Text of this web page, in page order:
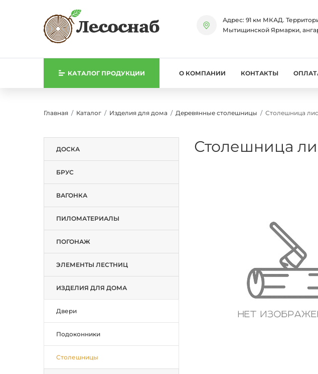
Адрес: 91 км МКАД.
Мытищинской Ярмарки,
КАТАЛОГ ПРОДУКЦИИ О КОМПАНИИ КОНТАКТЫ
Главная Каталог Изделия для дома Деревянные столешницы Столешница
ДОСКА
БРУС
ВАГОНКА
ПИЛОМАТЕРИАЛЫ
ПОГОНАЖ
ЭЛЕМЕНТЫ ЛЕСТНИЦ
ИЗДЕЛИЯ ДЛЯ ДОМА
Двери
Подоконники
Столешницы
Столешница